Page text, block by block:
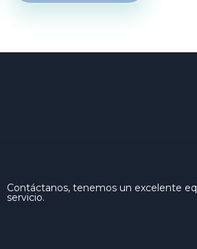
Contáctanos, tenemos un excelente
servicio.